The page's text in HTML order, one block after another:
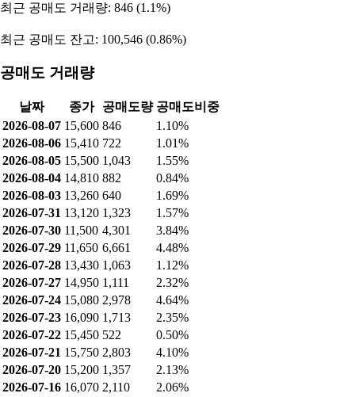
최근 공매도 거래량: 846 (1.1%)
최근 공매도 잔고: 100,546 (0.86%)
공매도 거래량
날짜 종가 공매도량 공매도비중
2026-08-07 15,600 846
1.10%
2026-08-06 15,410 722
1.01%
2026-08-05 15,500 1,043
1.55%
2026-08-04 14,810 882
0.84%
2026-08-03 13,260 640
1.69%
2026-07-31 13,120 1,323
1.57%
2026-07-30 11,500 4,301
3.84%
2026-07-29 11,650 6,661
4.48%
2026-07-28 13,430 1,063
1.12%
2026-07-27 14,950 1,111
2.32%
2026-07-24 15,080 2,978
4.64%
2026-07-23 16,090 1,713
2.35%
2026-07-22 15,450 522
0.50%
2026-07-21 15,750 2,803
4.10%
2026-07-20 15,200 1,357
2.13%
2026-07-16 16,070 2,110
2.06%